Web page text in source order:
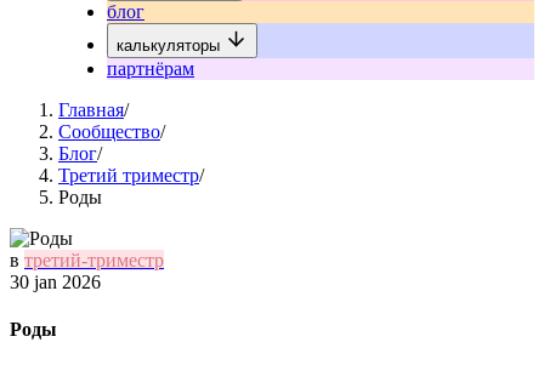
блог
калькуляторы
партнёрам
Главная/
Сообщество/
Блог/
Третий триместр/
Роды
в третий-триместр
30 jan 2026
Роды